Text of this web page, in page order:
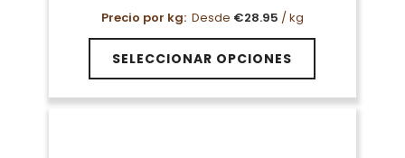
la
página
producto
precios:
desde
€2.99
hasta
Precio por kg: Desde €28.95 / kg
SELECCIONAR OPCIONES
Este
producto
tiene
múltiples